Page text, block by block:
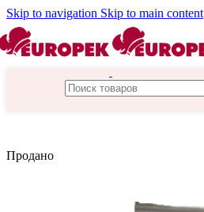
Skip to navigation Skip to main content
Продано